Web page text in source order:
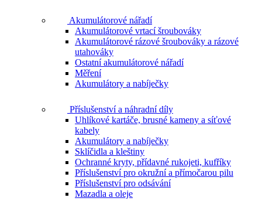
Akumulátorové nářadí
Akumulátorové vrtací šroubováky
Akumulátorové rázové šroubováky a rázové
utahováky
Ostatní akumulátorové nářadí
Měření
Akumulátory a nabíječky
Příslušenství a náhradní díly
Uhlíkové kartáče, brusné kameny a síťové
kabely
Akumulátory a nabíječky
Sklíčidla a kleštiny
Ochranné kryty, přídavné rukojeti, kufříky
Příslušenství pro okružní a přímočarou pilu
Příslušenství pro odsávání
Mazadla a oleje